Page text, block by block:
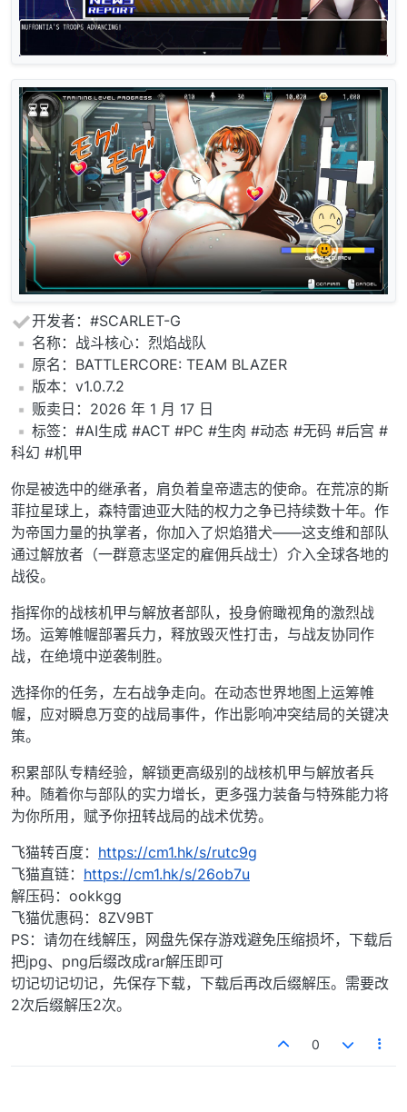
开发者：#SCARLET-G
️名称：战斗核心：烈焰战队
️原名：BATTLERCORE: TEAM BLAZER
️版本：v1.0.7.2
️贩卖日：2026 年 1 月 17 日
️标签：#AI生成 #ACT #PC #生肉 #动态 #无码 #后宫 #
科幻 #机甲
你是被选中的继承者，肩负着皇帝遗志的使命。在荒凉的斯
菲拉星球上，森特雷迪亚大陆的权力之争已持续数十年。作
为帝国力量的执掌者，你加入了炽焰猎犬——这支维和部队
通过解放者（一群意志坚定的雇佣兵战士）介入全球各地的
战役。
指挥你的战核机甲与解放者部队，投身俯瞰视角的激烈战
场。运筹帷幄部署兵力，释放毁灭性打击，与战友协同作
战，在绝境中逆袭制胜。
选择你的任务，左右战争走向。在动态世界地图上运筹帷
幄，应对瞬息万变的战局事件，作出影响冲突结局的关键决
策。
积累部队专精经验，解锁更高级别的战核机甲与解放者兵
种。随着你与部队的实力增长，更多强力装备与特殊能力将
为你所用，赋予你扭转战局的战术优势。
飞猫转百度： https://cm1.hk/s/rutc9g
飞猫直链： https://cm1.hk/s/26ob7u
解压码：ookkgg
飞猫优惠码：8ZV9BT
PS：请勿在线解压，网盘先保存游戏避免压缩损坏，下载后
把jpg、png后缀改成rar解压即可
切记切记切记，先保存下载，下载后再改后缀解压。需要改
2次后缀解压2次。
0